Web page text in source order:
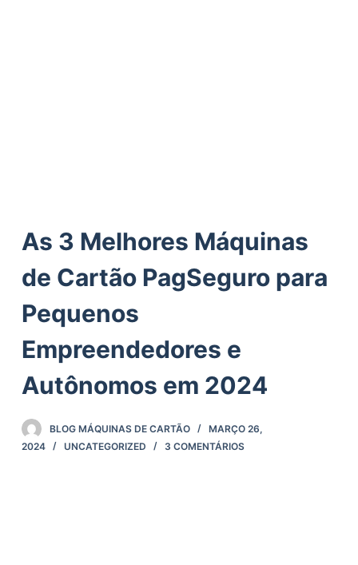
As 3 Melhores Máquinas
de Cartão PagSeguro para
Pequenos
Empreendedores e
Autônomos em 2024
BLOG MÁQUINAS DE CARTÃO
MARÇO 26,
2024
UNCATEGORIZED 3 COMENTÁRIOS